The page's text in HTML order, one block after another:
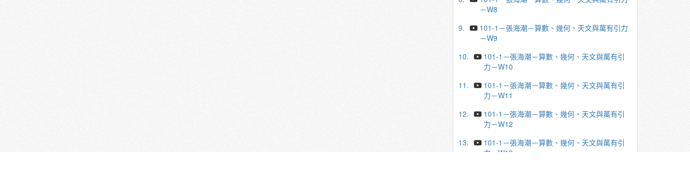
－W8
9.
101-1－張海潮－算數、幾何、天文與萬有引力
－W9
10.
101-1－張海潮－算數、幾何、天文與萬有引
力－W10
11.
101-1－張海潮－算數、幾何、天文與萬有引
力－W11
12.
101-1－張海潮－算數、幾何、天文與萬有引
力－W12
13.
101-1－張海潮－算數、幾何、天文與萬有引
力－W13